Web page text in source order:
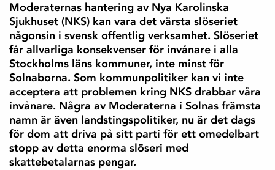
Moderaternas hantering av Nya Karolinska
Sjukhuset (NKS) kan vara det värsta slöseriet
någonsin i svensk offentlig verksamhet. Slöseriet
får allvarliga konsekvenser för invånare i alla
Stockholms läns kommuner, inte minst för
Solnaborna. Som kommunpolitiker kan vi inte
acceptera att problemen kring NKS drabbar våra
invånare. Några av Moderaterna i Solnas främsta
namn är även landstingspolitiker, nu är det dags
för dom att driva på sitt parti för ett omedelbart
stopp av detta enorma slöseri med
skattebetalarnas pengar.